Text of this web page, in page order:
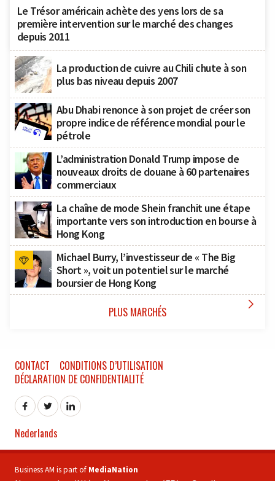
Le Trésor américain achète des yens lors de sa
première intervention sur le marché des changes
depuis 2011
La production de cuivre au Chili chute à son
plus bas niveau depuis 2007
Abu Dhabi renonce à son projet de créer son
propre indice de référence mondial pour le
pétrole
L’administration Donald Trump impose de
nouveaux droits de douane à 60 partenaires
commerciaux
La chaîne de mode Shein franchit une étape
importante vers son introduction en bourse à
Hong Kong
Michael Burry, l’investisseur de « The Big
Short », voit un potentiel sur le marché
boursier de Hong Kong
PLUS MARCHÉS 
CONTACT
CONDITIONS D’UTILISATION
DÉCLARATION DE CONFIDENTIALITÉ
Nederlands
Business AM is part of MediaNation